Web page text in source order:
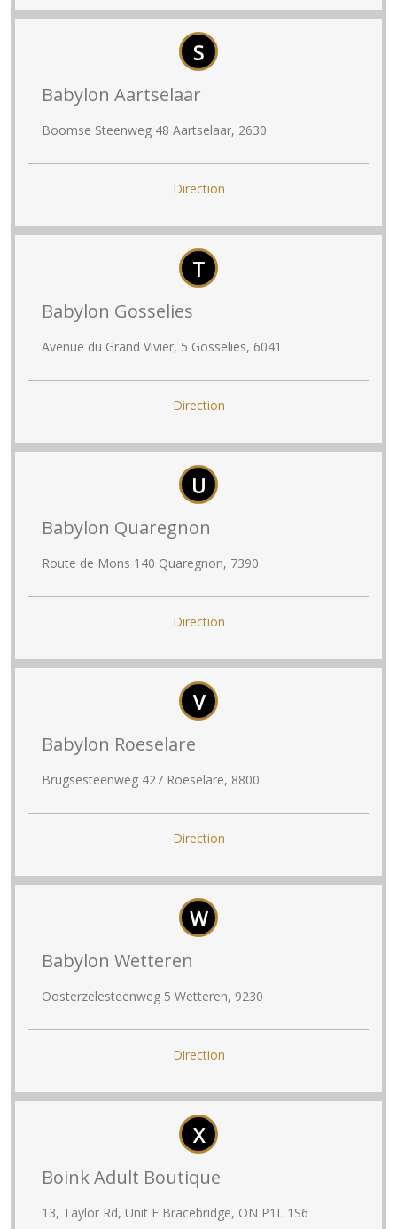
S
Babylon Aartselaar
Boomse Steenweg 48 Aartselaar, 2630
Direction
T
Babylon Gosselies
Avenue du Grand Vivier, 5 Gosselies, 6041
Direction
U
Babylon Quaregnon
Route de Mons 140 Quaregnon, 7390
Direction
V
Babylon Roeselare
Brugsesteenweg 427 Roeselare, 8800
Direction
W
Babylon Wetteren
Oosterzelesteenweg 5 Wetteren, 9230
Direction
X
Boink Adult Boutique
13, Taylor Rd, Unit F Bracebridge, ON P1L 1S6